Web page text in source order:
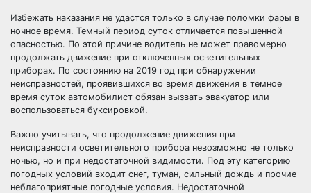
Избежать наказания не удастся только в случае поломки фары в
ночное время. Темный период суток отличается повышенной
опасностью. По этой причине водитель не может правомерно
продолжать движение при отключенных осветительных
приборах. По состоянию на 2019 год при обнаружении
неисправностей, проявившихся во время движения в темное
время суток автомобилист обязан вызвать эвакуатор или
воспользоваться буксировкой.
Важно учитывать, что продолжение движения при
неисправности осветительного прибора невозможно не только
ночью, но и при недостаточной видимости. Под эту категорию
погодных условий входит снег, туман, сильный дождь и прочие
неблагоприятные погодные условия. Недостаточной